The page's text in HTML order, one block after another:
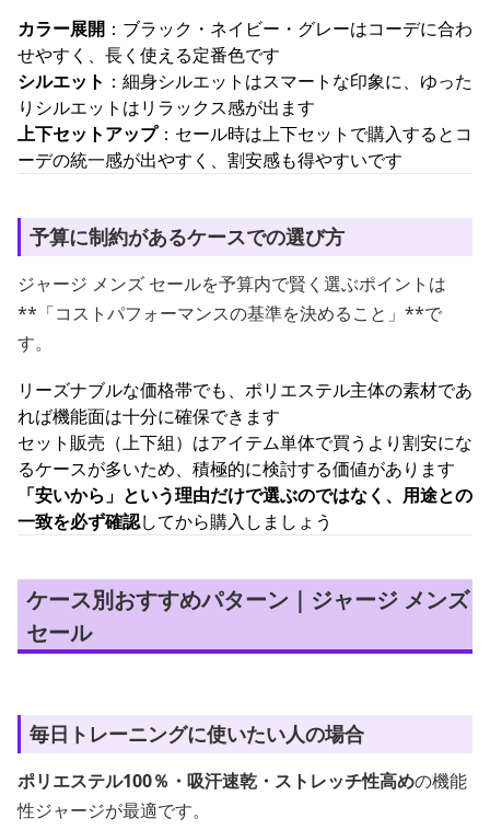
カラー展開 ：ブラック・ネイビー・グレーはコーデに合わ
せやすく、長く使える定番色です
シルエット ：細身シルエットはスマートな印象に、ゆった
りシルエットはリラックス感が出ます
上下セットアップ：セール時は上下セットで購入するとコ
ーデの統一感が出やすく、割安感も得やすいです
予算に制約があるケースでの選び方
ジャージ メンズ セールを予算内で賢く選ぶポイントは
**「コストパフォーマンスの基準を決めること」**で
す。
リーズナブルな価格帯でも、ポリエステル主体の素材であ
れば機能面は十分に確保できます
セット販売（上下組）はアイテム単体で買うより割安にな
るケースが多いため、積極的に検討する価値があります
「安いから」という理由だけで選ぶのではなく、用途との
一致を必ず確認してから購入しましょう
ケース別おすすめパターン｜ジャージ メンズ
セール
毎日トレーニングに使いたい人の場合
ポリエステル100％・吸汗速乾・ストレッチ性高めの機能
性ジャージが最適です。